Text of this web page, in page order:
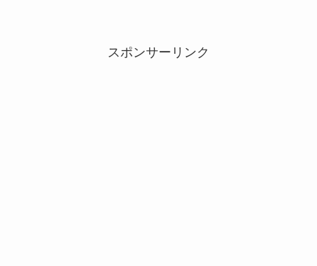
スポンサーリンク